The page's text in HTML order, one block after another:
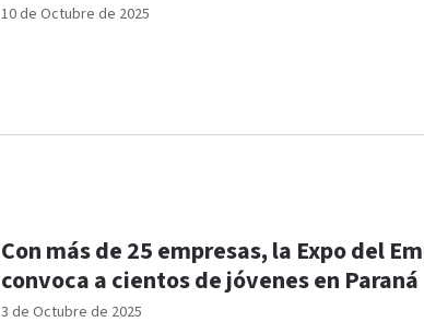
10 de Octubre de 2025
3 de Octubre de 2025
Con más de 25 empresas, la Expo del
convoca a cientos de jóvenes en Paraná